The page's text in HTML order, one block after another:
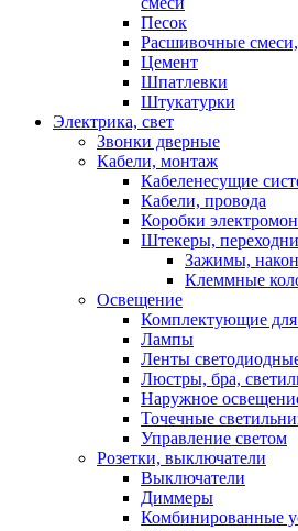
Песок
Расшивочные смеси,
Цемент
Шпатлевки
Штукатурки
Электрика, свет
Звонки дверные
Кабели, монтаж
Кабеленесущие
Кабели, провода
Коробки
Штекеры,
Зажимы,
Клеммные
Освещение
Комплектующие для
Лампы
Ленты
Люстры, бра,
Наружное
Точечные
Управление светом
Розетки, выключатели
Выключатели
Диммеры
Комбинированные